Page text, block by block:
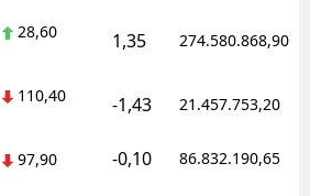
28,60 1,35 274.580.868,90
110,40 -1,43 21.457.753,20
97,90 -0,10 86.832.190,65